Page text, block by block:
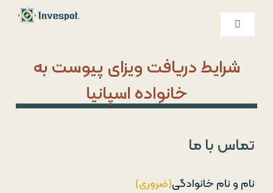
Skip
کنترلر
شرایط دریافت ویزای پیوست به
خانواده اسپانیا
تماس با ما
نام و نام خانوادگی(ضروری)